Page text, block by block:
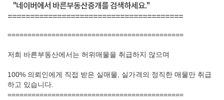
"네이버에서 바른부동산중개를 검색하세요."
=======================================
============================================
저희 바른부동산에서는 허위매물을 취급하지 않으며
100% 의뢰인에게 직접 받은 실매물, 실가격의 정직한 매물만 취급
하고 있습니다.
============================================